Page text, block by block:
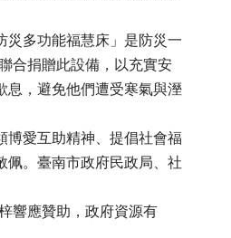
災多功能福慧床」是防災一
合捐贈此設備，以充實安
息，避免他們遭受寒氣與溼
博愛互助精神、提倡社會福
佩。臺南市政府民政局、社
響應贊助，政府資源有